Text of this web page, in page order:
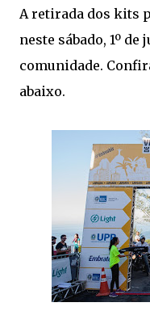
A retirada dos kits
neste sábado, 1º
comunidade.
abaixo.